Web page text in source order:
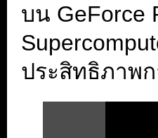
บน GeForce
ประสิทธิภาพ